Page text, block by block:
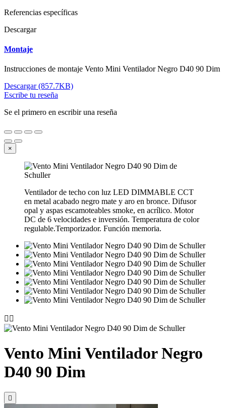
Referencias específicas
Descargar
Montaje
Instrucciones de montaje Vento Mini Ventilador Negro D40 90 Dim
Descargar (857.7KB)
Escribe tu reseña
Se el primero en escribir una reseña
×
Ventilador de techo con luz LED DIMMABLE CCT
en metal acabado negro mate y aro en bronce. Difusor
opal y aspas escamoteables smoke, en acrílico. Motor
DC de 6 velocidades e inversión. Temperatura de color
regulable.Temporizador. Función memoria.
 
Vento Mini Ventilador Negro
D40 90 Dim
